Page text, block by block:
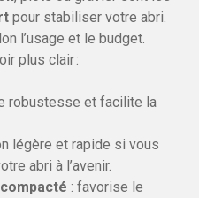
pour stabiliser votre abri.
l’usage et le budget.
plus clair :
robustesse et facilite la
légère et rapide si vous
abri à l’avenir.
: favorise le